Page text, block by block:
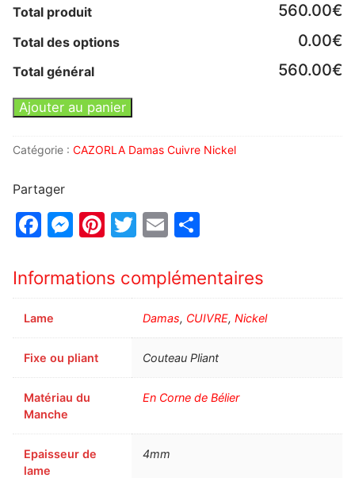
Total produit 560.00€
Total des options 0.00€
Total général 560.00€
Ajouter au panier
Catégorie : CAZORLA Damas Cuivre Nickel
Partager
Facebook
Messenger
Pinterest
Twitter
Email
Informations complémentaires
Lame Damas, CUIVRE,Nickel
Fixe ou pliant Couteau Pliant
Matériau du
Manche
En Corne de Bélier
Epaisseur de
lame
4mm